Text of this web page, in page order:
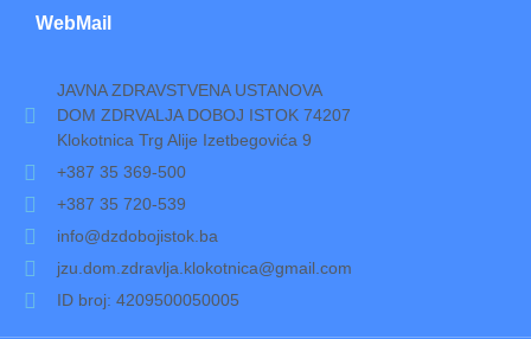
WebMail
JAVNA ZDRAVSTVENA USTANOVA
DOM ZDRVALJA DOBOJ ISTOK 74207
Klokotnica Trg Alije Izetbegovića 9
+387 35 369-500
+387 35 720-539
info@dzdobojistok.ba
jzu.dom.zdravlja.klokotnica@gmail.com
ID broj: 4209500050005